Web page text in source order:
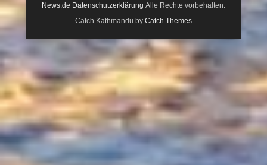
News.de Datenschutzerklärung Alle Rechte vorbehalten.
Catch Kathmandu by Catch Themes